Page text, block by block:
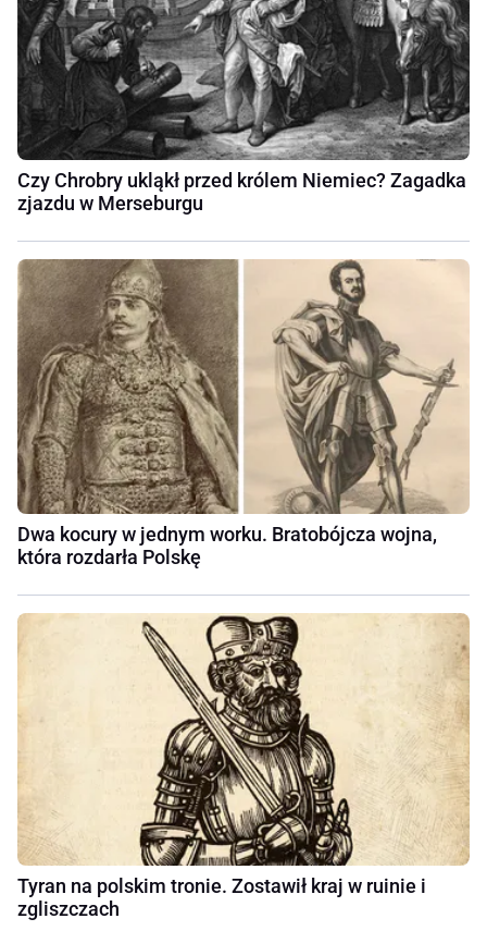
Czy Chrobry ukląkł przed królem Niemiec? Zagadka
zjazdu w Merseburgu
Dwa kocury w jednym worku. Bratobójcza wojna,
która rozdarła Polskę
Tyran na polskim tronie. Zostawił kraj w ruinie i
zgliszczach